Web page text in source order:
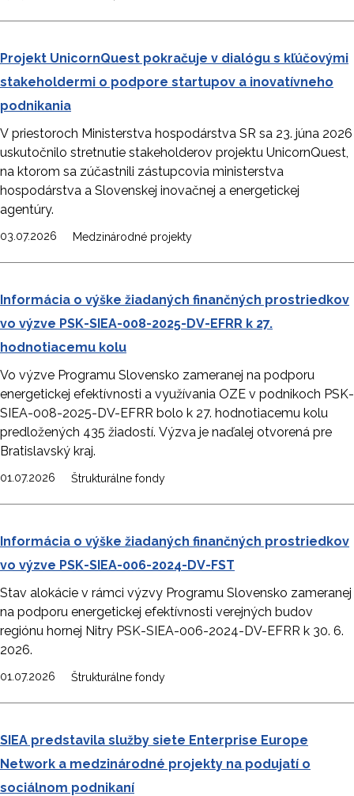
Projekt UnicornQuest pokračuje v dialógu s kľúčovými
stakeholdermi o podpore startupov a inovatívneho
podnikania
V priestoroch Ministerstva hospodárstva SR sa 23. júna 2026
uskutočnilo stretnutie stakeholderov projektu UnicornQuest,
na ktorom sa zúčastnili zástupcovia ministerstva
hospodárstva a Slovenskej inovačnej a energetickej
agentúry.
03.07.2026 Medzinárodné projekty
Informácia o výške žiadaných finančných prostriedkov
vo výzve PSK-SIEA-008-2025-DV-EFRR k 27.
hodnotiacemu kolu
Vo výzve Programu Slovensko zameranej na podporu
energetickej efektívnosti a využívania OZE v podnikoch PSK-
SIEA-008-2025-DV-EFRR bolo k 27. hodnotiacemu kolu
predložených 435 žiadostí. Výzva je naďalej otvorená pre
Bratislavský kraj.
01.07.2026 Štrukturálne fondy
Informácia o výške žiadaných finančných prostriedkov
vo výzve PSK-SIEA-006-2024-DV-FST
Stav alokácie v rámci výzvy Programu Slovensko zameranej
na podporu energetickej efektívnosti verejných budov
regiónu hornej Nitry PSK-SIEA-006-2024-DV-EFRR k 30. 6.
2026.
01.07.2026 Štrukturálne fondy
SIEA predstavila služby siete Enterprise Europe
Network a medzinárodné projekty na podujatí o
sociálnom podnikaní